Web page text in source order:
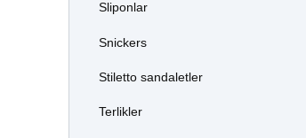
Sliponlar
Snickers
Stiletto sandaletler
Terlikler